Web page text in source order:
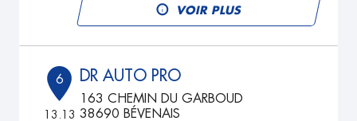
VOIR PLUS
6
13.13
DR AUTO PRO
163 CHEMIN DU GARBOUD
38690 BÉVENAIS